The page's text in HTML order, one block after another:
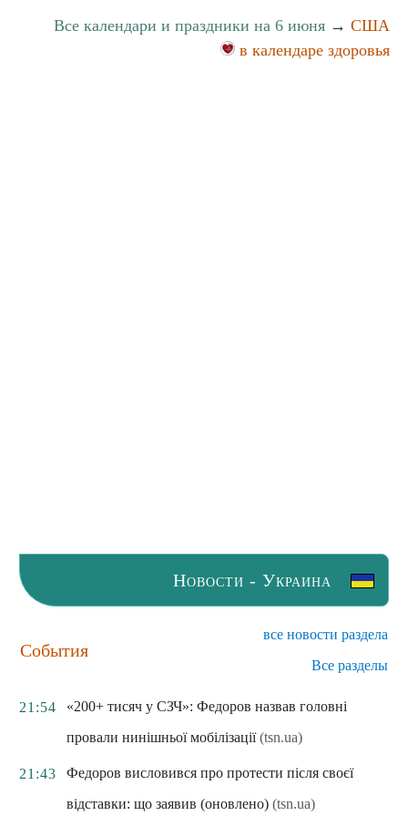
Все календари и праздники на 6 июня → США
в календаре здоровья
Новости - Украина
События
все новости раздела
Все разделы
21:54
«200+ тисяч у СЗЧ»: Федоров назвав головні
провали нинішньої мобілізації (tsn.ua)
21:43
Федоров висловився про протести після своєї
відставки: що заявив (оновлено) (tsn.ua)